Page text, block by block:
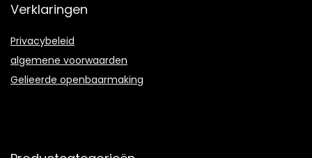
Verklaringen
Privacybeleid
algemene voorwaarden
Gelieerde openbaarmaking